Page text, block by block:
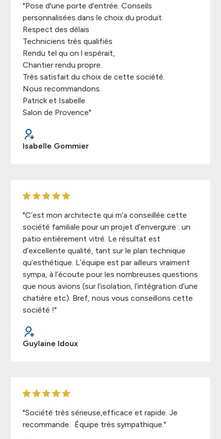
"Pose d'une porte d'entrée. Conseils
personnalisées dans le choix du produit.
Respect des délais
Techniciens très qualifiés
Rendu tel qu on l espérait,
Chantier rendu propre.
Très satisfait du choix de cette société.
Nous recommandons.
Patrick et Isabelle
Salon de Provence"
Isabelle Gommier
"C’est mon architecte qui m’a conseillée cette
société familiale pour un projet d’envergure : un
patio entièrement vitré. Le résultat est
d’excellente qualité, tant sur le plan technique
qu’esthétique. L’équipe est par ailleurs vraiment
sympa, à l’écoute pour les nombreuses questions
que nous avions (sur l’isolation, l’intégration d’une
chatière etc). Bref, nous vous conseillons cette
société !"
Guylaine Idoux
"Société très sérieuse,efficace et rapide. Je
recommande. Équipe très sympathique."